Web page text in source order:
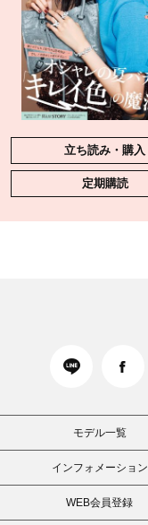
立ち読み・購入
定期購読
モデル一覧
インフォメーション
WEB会員登録